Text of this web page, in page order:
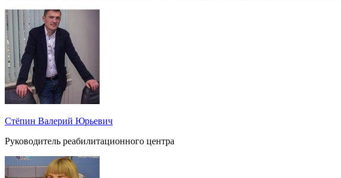
Стёпин Валерий Юрьевич
Руководитель реабилитационного центра